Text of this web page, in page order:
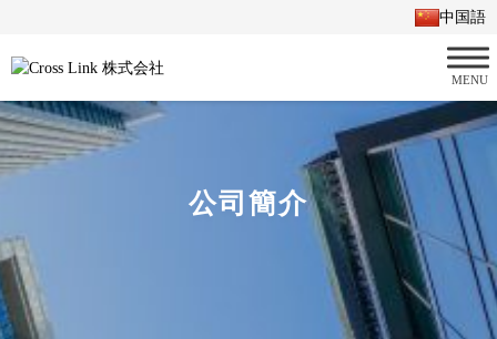
中国語
MENU
公司簡介